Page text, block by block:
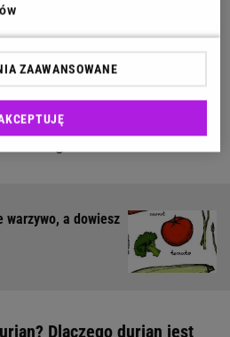
Uprawiane tam duriany, z
symbolizują wysoką klasę
Wschodniej, szczególnie
tylko cieszy się statusem
lecz także pełni rolę
warzywo, a dowiesz
Dlaczego durian jest
ZAAWANSOWANE